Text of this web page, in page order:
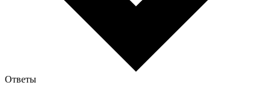
Ответы